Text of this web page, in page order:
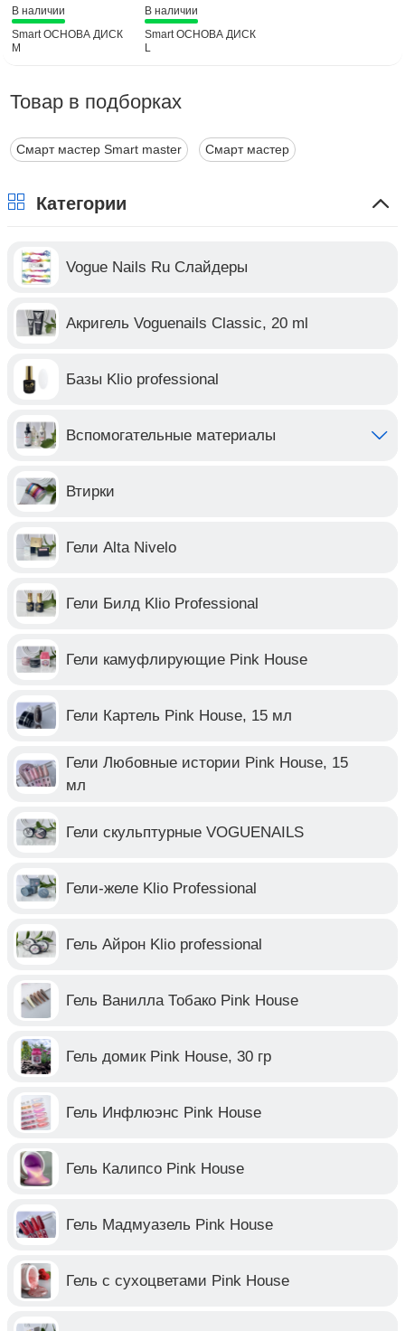
В наличии
Smart ОСНОВА ДИСК
M
В наличии
Smart ОСНОВА ДИСК
L
Товар в подборках
Смарт мастер Smart master Смарт мастер
Категории
Vogue Nails Ru Слайдеры
Акригель Voguenails Classic, 20 ml
Базы Klio professional
Вспомогательные материалы
Втирки
Гели Alta Nivelo
Гели Билд Klio Professional
Гели камуфлирующие Pink House
Гели Картель Pink House, 15 мл
Гели Любовные истории Pink House, 15
мл
Гели скульптурные VOGUENAILS
Гели-желе Klio Professional
Гель Айрон Klio professional
Гель Ванилла Тобако Pink House
Гель домик Pink House, 30 гр
Гель Инфлюэнс Pink House
Гель Калипсо Pink House
Гель Мадмуазель Pink House
Гель с сухоцветами Pink House